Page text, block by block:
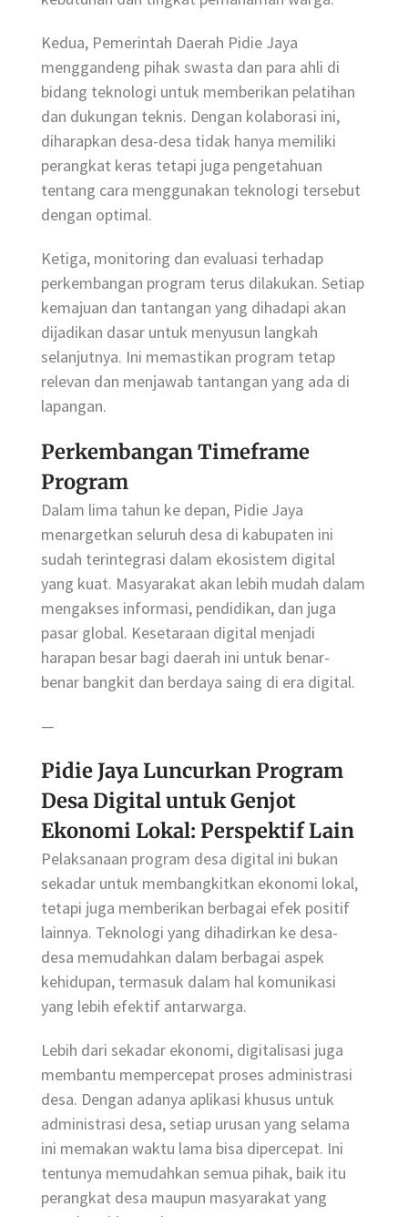
Kedua, Pemerintah Daerah Pidie Jaya
menggandeng pihak swasta dan para ahli di
bidang teknologi untuk memberikan pelatihan
dan dukungan teknis. Dengan kolaborasi ini,
diharapkan desa-desa tidak hanya memiliki
perangkat keras tetapi juga pengetahuan
tentang cara menggunakan teknologi tersebut
dengan optimal.
Ketiga, monitoring dan evaluasi terhadap
perkembangan program terus dilakukan. Setiap
kemajuan dan tantangan yang dihadapi akan
dijadikan dasar untuk menyusun langkah
selanjutnya. Ini memastikan program tetap
relevan dan menjawab tantangan yang ada di
lapangan.
Perkembangan Timeframe
Program
Dalam lima tahun ke depan, Pidie Jaya
menargetkan seluruh desa di kabupaten ini
sudah terintegrasi dalam ekosistem digital
yang kuat. Masyarakat akan lebih mudah dalam
mengakses informasi, pendidikan, dan juga
pasar global. Kesetaraan digital menjadi
harapan besar bagi daerah ini untuk benar-
benar bangkit dan berdaya saing di era digital.
—
Pidie Jaya Luncurkan Program
Desa Digital untuk Genjot
Ekonomi Lokal: Perspektif Lain
Pelaksanaan program desa digital ini bukan
sekadar untuk membangkitkan ekonomi lokal,
tetapi juga memberikan berbagai efek positif
lainnya. Teknologi yang dihadirkan ke desa-
desa memudahkan dalam berbagai aspek
kehidupan, termasuk dalam hal komunikasi
yang lebih efektif antarwarga.
Lebih dari sekadar ekonomi, digitalisasi juga
membantu mempercepat proses administrasi
desa. Dengan adanya aplikasi khusus untuk
administrasi desa, setiap urusan yang selama
ini memakan waktu lama bisa dipercepat. Ini
tentunya memudahkan semua pihak, baik itu
perangkat desa maupun masyarakat yang